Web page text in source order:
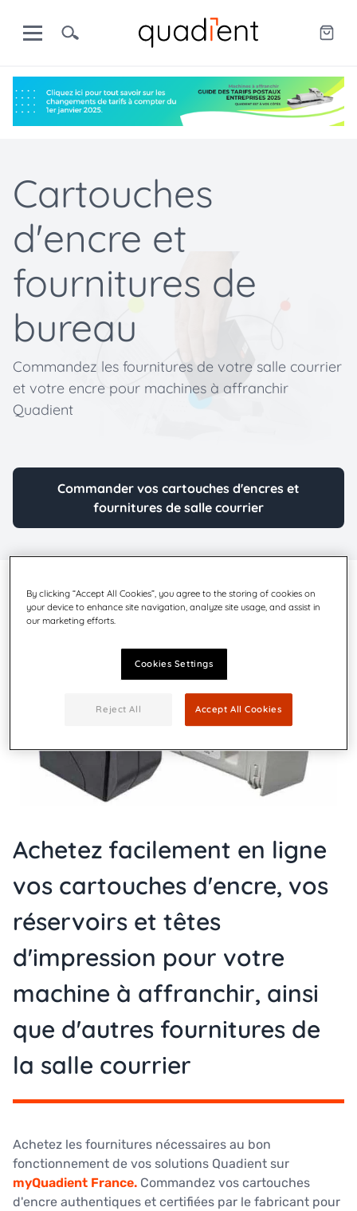
Cartouches
d'encre et
fournitures de
bureau
Commandez les fournitures de votre salle courrier
et votre encre pour machines à affranchir
Quadient
Commander vos cartouches d'encres et
fournitures de salle courrier
Achetez facilement en ligne
vos cartouches d'encre, vos
réservoirs et têtes
d'impression pour votre
machine à affranchir, ainsi
que d'autres fournitures de
la salle courrier
Achetez les fournitures nécessaires au bon
fonctionnement de vos solutions Quadient sur
myQuadient France. Commandez vos cartouches
d'encre authentiques et certifiées par le fabricant pour
By clicking “Accept All Cookies”, you agree to the storing of cookies on
your device to enhance site navigation, analyze site usage, and assist in
our marketing efforts.
Cookies Settings
Reject All Accept All Cookies